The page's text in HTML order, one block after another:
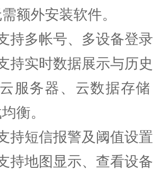
额外安装软件。
多帐号、多设备登录
实时数据展示与历史
务器、云数据存储
衡。
短信报警及阈值设置
地图显示、查看设备